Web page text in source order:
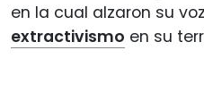
en la cual alzaron su
extractivismo en su